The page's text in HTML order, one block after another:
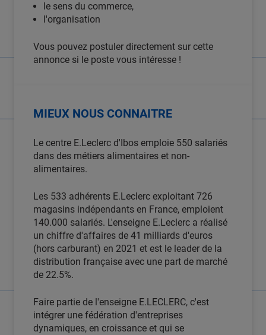
le sens du commerce,
l'organisation
Vous pouvez postuler directement sur cette
annonce si le poste vous intéresse !
MIEUX NOUS CONNAITRE
Le centre E.Leclerc d'Ibos emploie 550 salariés
dans des métiers alimentaires et non-
alimentaires.
Les 533 adhérents E.Leclerc exploitant 726
magasins indépendants en France, emploient
140.000 salariés. L'enseigne E.Leclerc a réalisé
un chiffre d'affaires de 41 milliards d'euros
(hors carburant) en 2021 et est le leader de la
distribution française avec une part de marché
de 22.5%.
Faire partie de l'enseigne E.LECLERC, c'est
intégrer une fédération d'entreprises
dynamiques, en croissance et qui se